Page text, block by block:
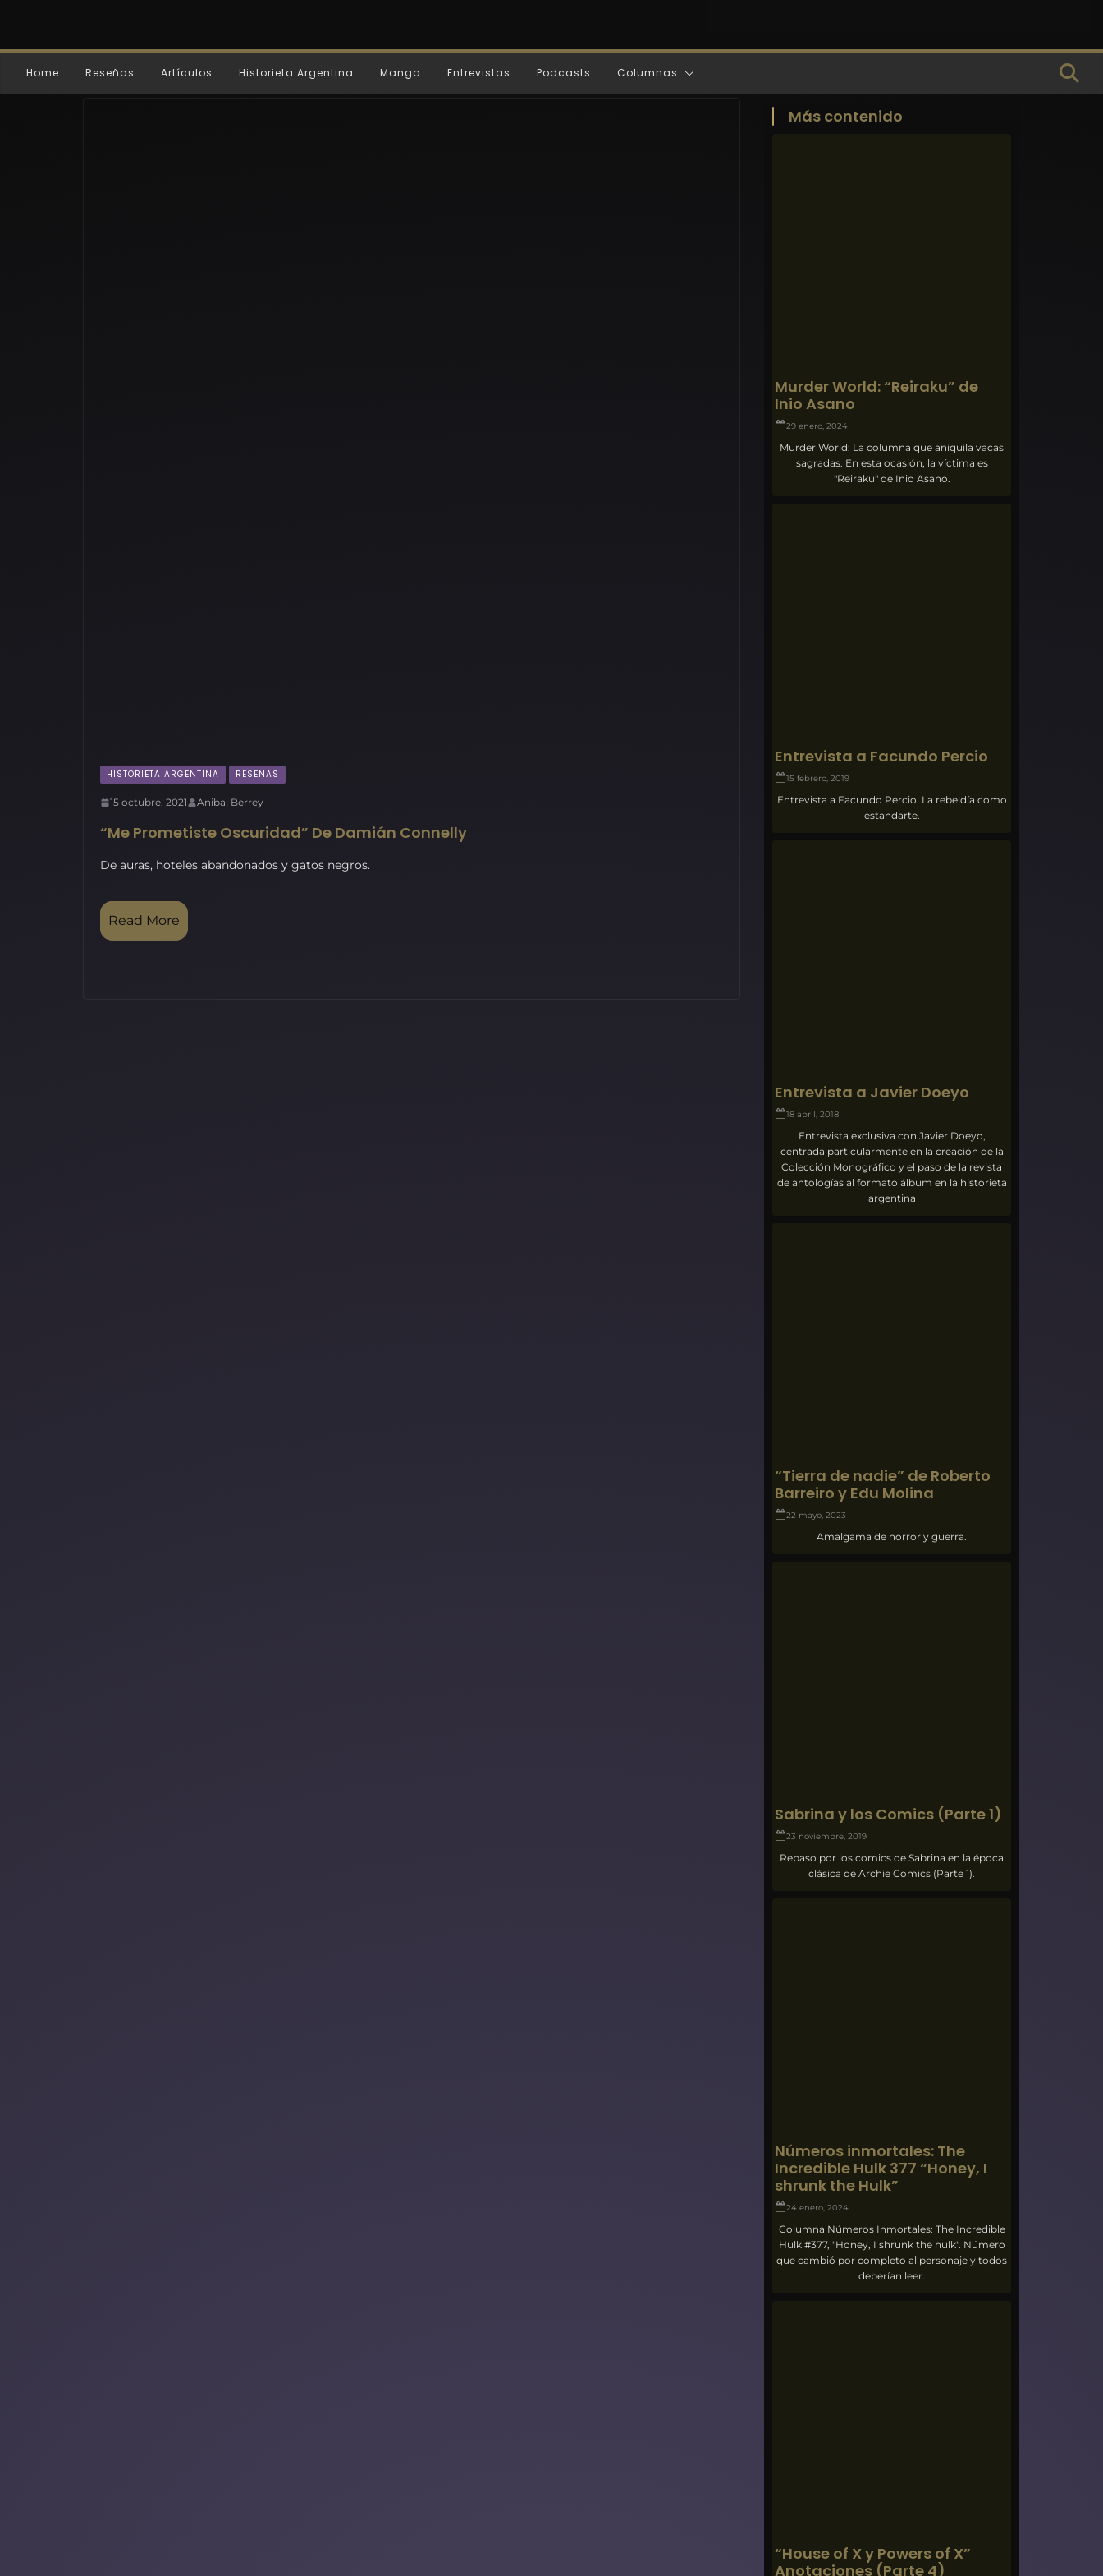
Home Reseñas Artículos Historieta Argentina Manga Entrevistas Podcasts Columnas
HISTORIETA ARGENTINA RESEÑAS
15 octubre, 2021 Anibal Berrey
“Me Prometiste Oscuridad” De Damián Connelly
De auras, hoteles abandonados y gatos negros.
Read More
Más contenido
Murder World: “Reiraku” de
Inio Asano
29 enero, 2024
Murder World: La columna que aniquila vacas
sagradas. En esta ocasión, la víctima es
"Reiraku" de Inio Asano.
Entrevista a Facundo Percio
15 febrero, 2019
Entrevista a Facundo Percio. La rebeldía como
estandarte.
Entrevista a Javier Doeyo
18 abril, 2018
Entrevista exclusiva con Javier Doeyo,
centrada particularmente en la creación de la
Colección Monográfico y el paso de la revista
de antologías al formato álbum en la historieta
argentina
“Tierra de nadie” de Roberto
Barreiro y Edu Molina
22 mayo, 2023
Amalgama de horror y guerra.
Sabrina y los Comics (Parte 1)
23 noviembre, 2019
Repaso por los comics de Sabrina en la época
clásica de Archie Comics (Parte 1).
Números inmortales: The
Incredible Hulk 377 “Honey, I
shrunk the Hulk”
24 enero, 2024
Columna Números Inmortales: The Incredible
Hulk #377, "Honey, I shrunk the hulk". Número
que cambió por completo al personaje y todos
deberían leer.
“House of X y Powers of X”
Anotaciones (Parte 4)